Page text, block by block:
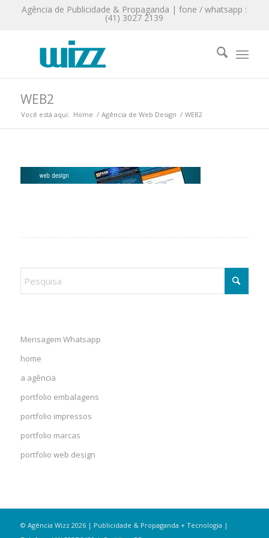
Agência de Publicidade & Propaganda | fone / whatsapp :
(41) 3027 2139
WEB2
Você está aqui: Home / Agência de Web Design / WEB2
Mensagem Whatsapp
home
a agência
portfolio embalagens
portfolio impressos
portfolio marcas
portfolio web design
© Agência Wizz 2026 | Publicidade & Propaganda + Tecnologia |